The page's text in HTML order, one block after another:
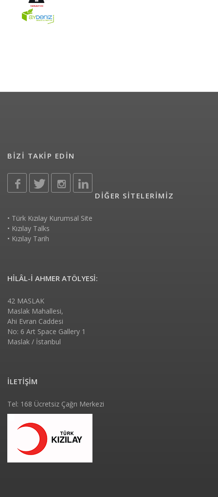
BİZİ TAKİP EDİN
DİĞER SİTELERİMİZ
• Türk Kızılay Kurumsal Site
• Kızılay Talks
• Kızılay Tarih
HİLÂL-İ AHMER ATÖLYESİ:
42 MASLAK
Maslak Mahallesi,
Ahi Evran Caddesi
No: 6 Art Space Gallery 1
Maslak / İstanbul
İLETİŞİM
Tel: 168 Ücretsiz Çağrı Merkezi